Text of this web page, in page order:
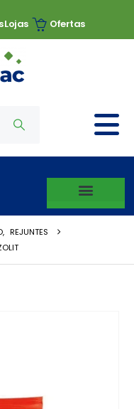
Lojas Ofertas
, REJUNTES